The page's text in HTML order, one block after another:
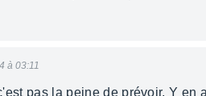
à 03:11
pas la peine de prévoir. Y en